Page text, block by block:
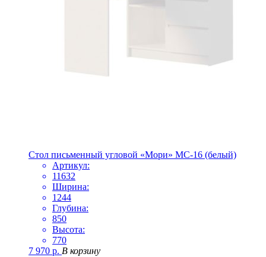
Стол письменный угловой «Мори» МС-16 (белый)
Артикул:
11632
Ширина:
1244
Глубина:
850
Высота:
770
7 970 р. В корзину